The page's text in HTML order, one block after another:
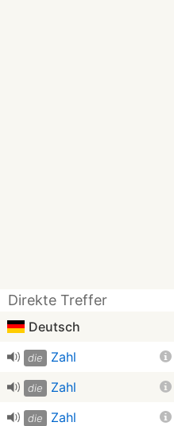
Direkte Treffer
Deutsch
die Zahl
die Zahl
die Zahl